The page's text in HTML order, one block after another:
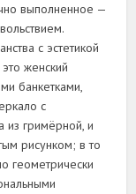
выполненное —
с эстетикой
женский
банкетками,
с
из гримёрной, и
рисунком; в то
геометрически